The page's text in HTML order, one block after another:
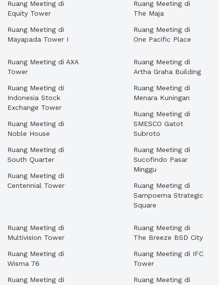
Ruang Meeting di
Equity Tower
Ruang Meeting di
Mayapada Tower I
Ruang Meeting di
The Maja
Ruang Meeting di
One Pacific Place
Ruang Meeting di AXA
Tower
Ruang Meeting di
Indonesia Stock
Exchange Tower
Ruang Meeting di
Noble House
Ruang Meeting di
South Quarter
Ruang Meeting di
Centennial Tower
Ruang Meeting di
Artha Graha Building
Ruang Meeting di
Menara Kuningan
Ruang Meeting di
SMESCO Gatot
Subroto
Ruang Meeting di
Sucofindo Pasar
Minggu
Ruang Meeting di
Sampoerna Strategic
Square
Ruang Meeting di
Multivision Tower
Ruang Meeting di
Wisma 76
Ruang Meeting di
Ruang Meeting di
The Breeze BSD City
Ruang Meeting di IFC
Tower
Ruang Meeting di